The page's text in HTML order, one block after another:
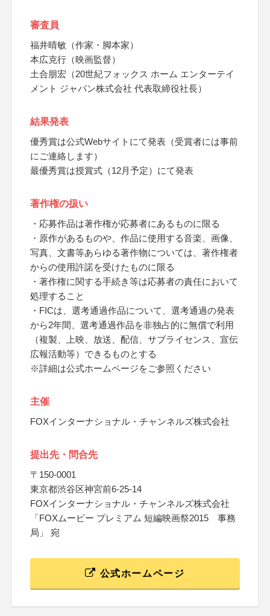
審査員
福井晴敏（作家・脚本家）
本広克行（映画監督）
土合朋宏（20世紀フォックス ホーム エンターテイ
メント ジャパン株式会社 代表取締役社長）
結果発表
優秀賞は公式Webサイトにて発表（受賞者には事前
にご連絡します）
最優秀賞は授賞式（12月予定）にて発表
著作権の扱い
・応募作品は著作権が応募者にあるものに限る
・原作があるものや、作品に使用する音楽、画像、
写真、文書等あらゆる著作物については、著作権者
からの使用許諾を受けたものに限る
・著作権に関する手続き等は応募者の責任において
処理すること
・FICは、選考通過作品について、選考通過の発表
から2年間、選考通過作品を非独占的に無償で利用
（複製、上映、放送、配信、サブライセンス、宣伝
広報活動等）できるものとする
※詳細は公式ホームページをご参照ください
主催
FOXインターナショナル・チャンネルズ株式会社
提出先・問合先
〒150-0001
東京都渋谷区神宮前6-25-14
FOXインターナショナル・チャンネルズ株式会社
「FOXムービー プレミアム 短編映画祭2015 事務
局」 宛
公式ホームページ